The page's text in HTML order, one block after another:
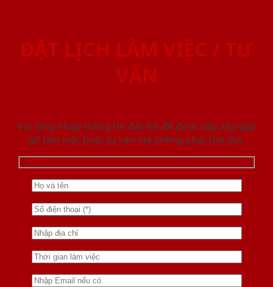
ĐẶT LỊCH LÀM VIỆC / TƯ
VẤN
Vui lòng nhập thông tin đặt lịch để được sắp xếp gặp
gỡ làm việc hoăc tư vấn mà không phải chờ đợi.